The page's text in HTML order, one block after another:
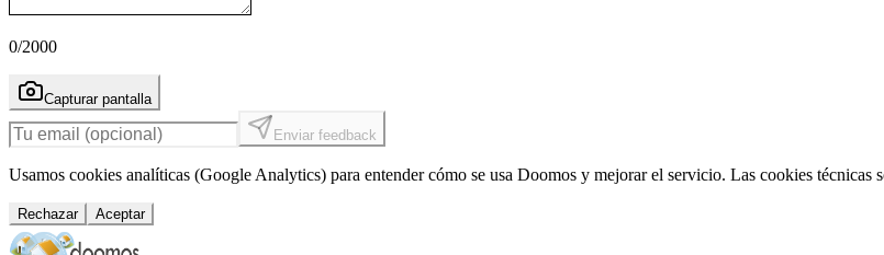
0/2000
Capturar pantalla
Enviar feedback
Usamos cookies analíticas (Google Analytics) para entender cómo se usa Doomos y mejorar el servicio. Las cookies técnicas
Rechazar Aceptar